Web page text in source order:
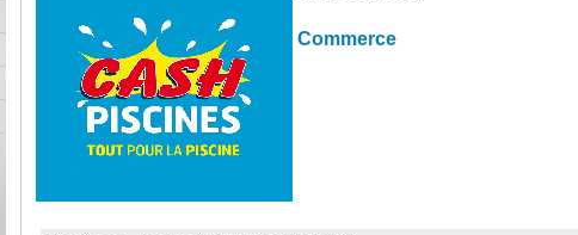
Commerce